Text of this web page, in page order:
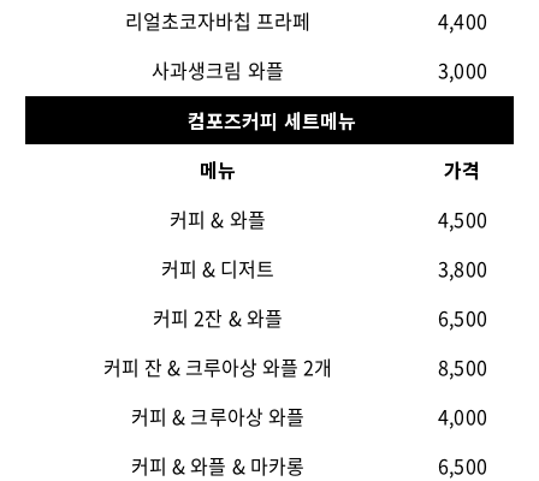
리얼초코자바칩 프라페
4,400
사과생크림 와플
3,000
컴포즈커피 세트메뉴
메뉴
가격
커피 & 와플
4,500
커피 & 디저트
3,800
커피 2잔 &와플
6,500
커피 잔& 크루아상 와플 2개
8,500
커피 & 크루아상 와플
4,000
커피 &와플 & 마카롱
6,500